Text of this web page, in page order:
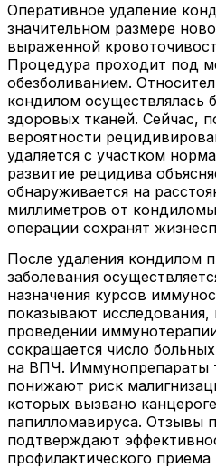
Оперативное удаление
значительном размере
выраженной
Процедура проходит под
обезболиванием.
кондилом осуществлялась
здоровых тканей. Сейчас,
вероятности
удаляется с участком
развитие рецидива
обнаруживается на
миллиметров от
операции сохранят
После удаления кондилом
заболевания
назначения курсов
показывают исследования,
проведении
сокращается число
на ВПЧ. Иммунопрепараты
понижают риск
которых вызвано
папилломавируса. Отзывы
подтверждают
профилактического